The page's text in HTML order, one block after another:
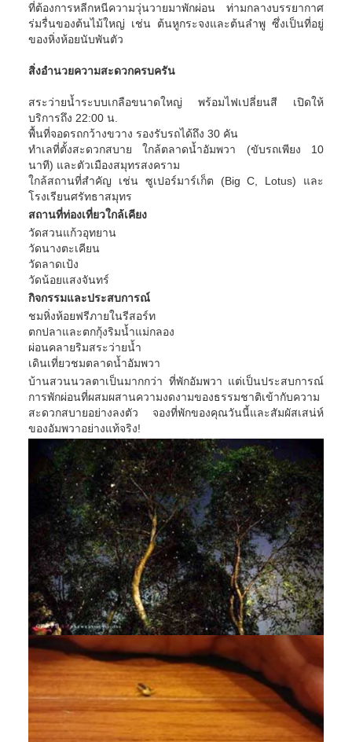
ที่ต้องการหลีกหนีความวุ่นวายมาพักผ่อน ท่ามกลางบรรยากาศ
ร่มรื่นของต้นไม้ใหญ่ เช่น ต้นหูกระจงและต้นลำพู ซึ่งเป็นที่อยู่
ของหิ่งห้อยนับพันตัว
สิ่งอำนวยความสะดวกครบครัน
สระว่ายน้ำระบบเกลือขนาดใหญ่ พร้อมไฟเปลี่ยนสี เปิดให้
บริการถึง 22:00 น.
พื้นที่จอดรถกว้างขวาง รองรับรถได้ถึง 30 คัน
ทำเลที่ตั้งสะดวกสบาย ใกล้ตลาดน้ำอัมพวา (ขับรถเพียง 10
นาที) และตัวเมืองสมุทรสงคราม
ใกล้สถานที่สำคัญ เช่น ซูเปอร์มาร์เก็ต (Big C, Lotus) และ
โรงเรียนศรัทธาสมุทร
สถานที่ท่องเที่ยวใกล้เคียง
วัดสวนแก้วอุทยาน
วัดนางตะเคียน
วัดลาดเป้ง
วัดน้อยแสงจันทร์
กิจกรรมและประสบการณ์
ชมหิ่งห้อยฟรีภายในรีสอร์ท
ตกปลาและตกกุ้งริมน้ำแม่กลอง
ผ่อนคลายริมสระว่ายน้ำ
เดินเที่ยวชมตลาดน้ำอัมพวา
บ้านสวนนวลตาเป็นมากกว่า ที่พักอัมพวา แต่เป็นประสบการณ์
การพักผ่อนที่ผสมผสานความงดงามของธรรมชาติเข้ากับความ
สะดวกสบายอย่างลงตัว จองที่พักของคุณวันนี้และสัมผัสเสน่ห์
ของอัมพวาอย่างแท้จริง!